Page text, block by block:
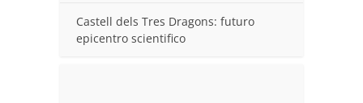
Castell dels Tres Dragons: futuro
epicentro scientifico